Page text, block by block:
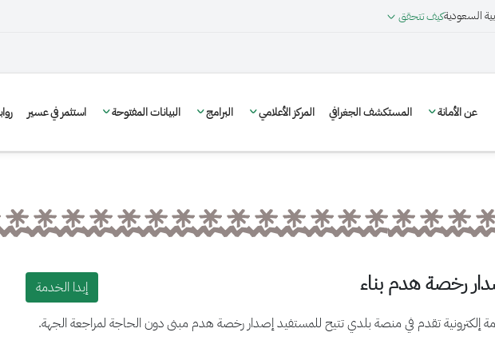
السعوديةكيف تتحقق
عن الأمانة المستكشف الجغرافي المركز الأعلامي البرامج البيانات المفتوحة استثمر في عسير
رخصة هدم بناء
إبدا الخدمة
إلكترونية تقدم في منصة بلدي تتيح للمستفيد إصدار رخصة هدم مبنى دون الحاجة لمراجعة الجهة.